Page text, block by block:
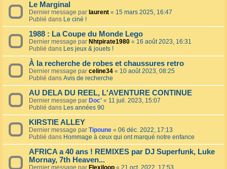
Le Marginal
Dernier message par laurent « 15 mars 2025, 16:47
Publié dans Le ciné !
1988 : La Coupe du Monde Lego
Dernier message par Nhtpirate1980 « 16 août 2023, 16:31
Publié dans Les jeux & jouets !
À la recherche de robes et chaussures retro
Dernier message par celine34 « 10 août 2023, 08:25
Publié dans Avis de recherche
AU DELA DU REEL, L'AVENTURE CONTINUE
Dernier message par Doc' « 11 juil. 2023, 15:07
Publié dans Les années 90
KIRSTIE ALLEY
Dernier message par Tipoune « 06 déc. 2022, 17:13
Publié dans Hommage à ceux qui ont marqué notre enfance
AFRICA a 40 ans ! REMIXES par DJ Superfunk, Luke
Mornay, 7th Heaven...